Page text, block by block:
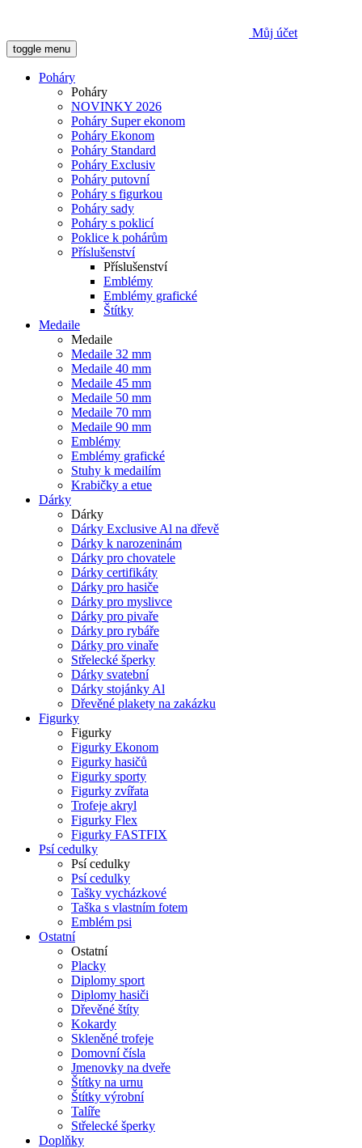
Můj účet
toggle menu
Poháry
Poháry
NOVINKY 2026
Poháry Super ekonom
Poháry Ekonom
Poháry Standard
Poháry Exclusiv
Poháry putovní
Poháry s figurkou
Poháry sady
Poháry s poklicí
Poklice k pohárům
Příslušenství
Příslušenství
Emblémy
Emblémy grafické
Štítky
Medaile
Medaile
Medaile 32 mm
Medaile 40 mm
Medaile 45 mm
Medaile 50 mm
Medaile 70 mm
Medaile 90 mm
Emblémy
Emblémy grafické
Stuhy k medailím
Krabičky a etue
Dárky
Dárky
Dárky Exclusive Al na dřevě
Dárky k narozeninám
Dárky pro chovatele
Dárky certifikáty
Dárky pro hasiče
Dárky pro myslivce
Dárky pro pivaře
Dárky pro rybáře
Dárky pro vinaře
Střelecké šperky
Dárky svatební
Dárky stojánky Al
Dřevěné plakety na zakázku
Figurky
Figurky
Figurky Ekonom
Figurky hasičů
Figurky sporty
Figurky zvířata
Trofeje akryl
Figurky Flex
Figurky FASTFIX
Psí cedulky
Psí cedulky
Psí cedulky
Tašky vycházkové
Taška s vlastním fotem
Emblém psi
Ostatní
Ostatní
Placky
Diplomy sport
Diplomy hasiči
Dřevěné štíty
Kokardy
Skleněné trofeje
Domovní čísla
Jmenovky na dveře
Štítky na urnu
Štítky výrobní
Talíře
Střelecké šperky
Doplňky